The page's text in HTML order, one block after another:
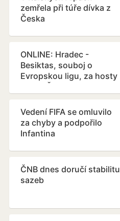
zemřela při túře dívka z
Česka
ONLINE: Hradec -
Besiktas, souboj o
Evropskou ligu, za hosty
Vedení FIFA se omluvilo
za chyby a podpořilo
Infantina
ČNB dnes doručí stabilitu
sazeb